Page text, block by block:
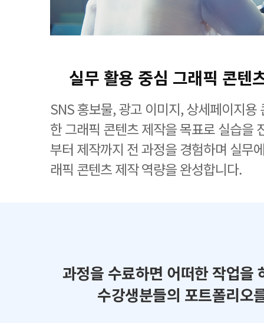
실무 활용 중심 그래픽 콘텐
SNS 홍보물, 광고 이미지, 상세페이지용
한 그래픽 콘텐츠 제작을 목표로 실습을
부터 제작까지 전 과정을 경험하며 실무
래픽 콘텐츠 제작 역량을 완성합니다.
과정을 수료하면 어떠한 작업을
수강생분들의 포트폴리오